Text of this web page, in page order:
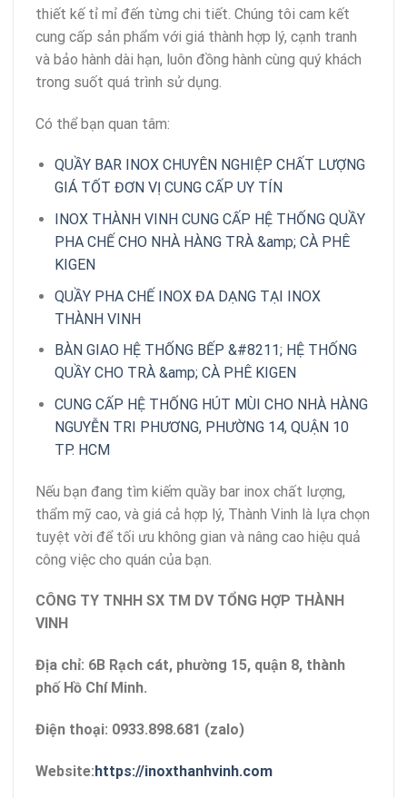
thiết kế tỉ mỉ đến từng chi tiết. Chúng tôi cam kết
cung cấp sản phẩm với giá thành hợp lý, cạnh tranh
và bảo hành dài hạn, luôn đồng hành cùng quý khách
trong suốt quá trình sử dụng.
Có thể bạn quan tâm:
QUẦY BAR INOX CHUYÊN NGHIỆP CHẤT LƯỢNG
GIÁ TỐT ĐƠN VỊ CUNG CẤP UY TÍN
INOX THÀNH VINH CUNG CẤP HỆ THỐNG QUẦY
PHA CHẾ CHO NHÀ HÀNG TRÀ &amp; CÀ PHÊ
KIGEN
QUẦY PHA CHẾ INOX ĐA DẠNG TẠI INOX
THÀNH VINH
BÀN GIAO HỆ THỐNG BẾP &#8211; HỆ THỐNG
QUẦY CHO TRÀ &amp; CÀ PHÊ KIGEN
CUNG CẤP HỆ THỐNG HÚT MÙI CHO NHÀ HÀNG
NGUYỄN TRI PHƯƠNG, PHƯỜNG 14, QUẬN 10
TP. HCM
Nếu bạn đang tìm kiếm quầy bar inox chất lượng,
thẩm mỹ cao, và giá cả hợp lý, Thành Vinh là lựa chọn
tuyệt vời để tối ưu không gian và nâng cao hiệu quả
công việc cho quán của bạn.
CÔNG TY TNHH SX TM DV TỔNG HỢP THÀNH
VINH
Địa chỉ: 6B Rạch cát, phường 15, quận 8, thành
phố Hồ Chí Minh.
Điện thoại: 0933.898.681 (zalo)
Website:https://inoxthanhvinh.com